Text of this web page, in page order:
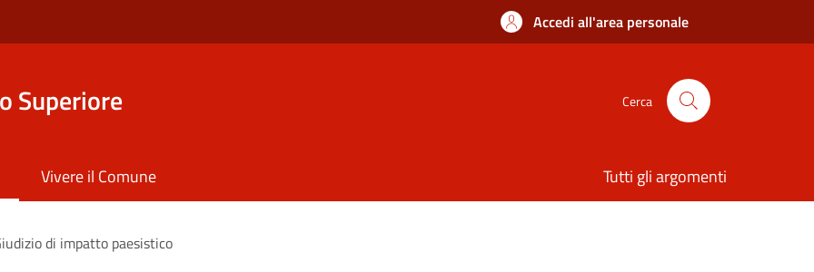
Accedi all'area personale
Superiore Cerca
Vivere il Comune Tutti gli argomenti
di impatto paesistico